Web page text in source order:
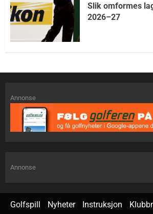
Slik omformes
2026–27
Annonse
Annonse
Golfspill Nyheter Instruksjon